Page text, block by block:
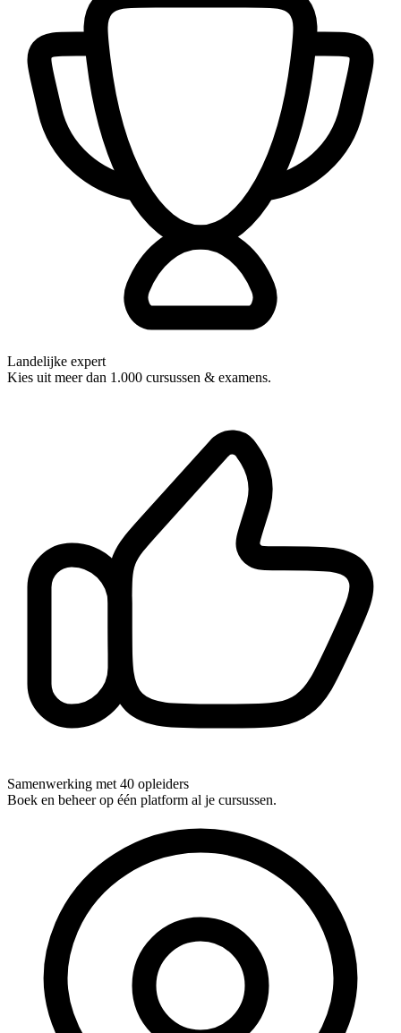
Landelijke expert
Kies uit meer dan 1.000 cursussen & examens.
Samenwerking met 40 opleiders
Boek en beheer op één platform al je cursussen.